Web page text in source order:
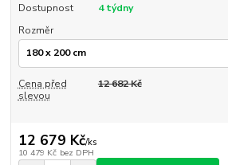
Dostupnost
4 týdny
Rozměr
Cena před
slevou
12 682 Kč
12 679 Kč/ks
10 479 Kč bez DPH